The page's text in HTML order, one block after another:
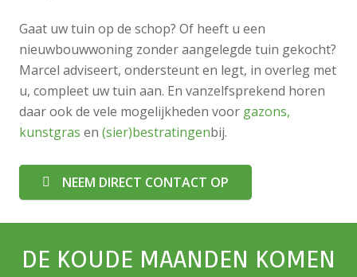
Gaat uw tuin op de schop? Of heeft u een
nieuwbouwwoning zonder aangelegde tuin gekocht?
Marcel adviseert, ondersteunt en legt, in overleg met
u, compleet uw tuin aan. En vanzelfsprekend horen
daar ook de vele mogelijkheden voor gazons,
kunstgras en (sier)bestratingenbij.
NEEM DIRECT CONTACT OP
DE KOUDE MAANDEN KOMEN